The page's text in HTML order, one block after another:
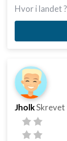
Hvor i landet ?
JholkSkrevet